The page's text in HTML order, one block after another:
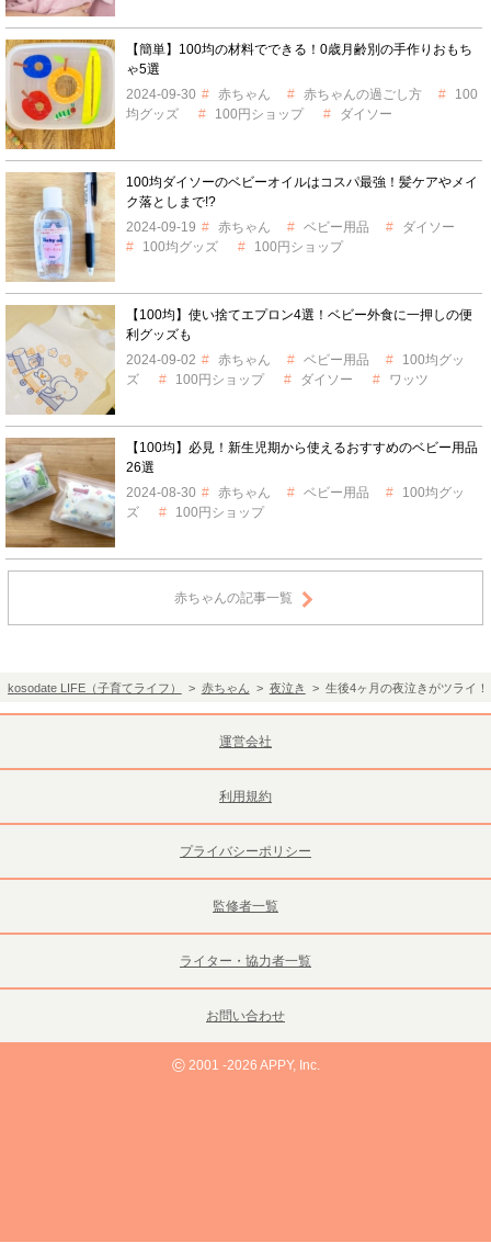
【簡単】100均の材料でできる！0歳月齢別の手作りおもち
ゃ5選
2024-09-30
赤ちゃん 赤ちゃんの過ごし方
100
均グッズ
100円ショップ ダイソー
100均ダイソーのベビーオイルはコスパ最強！髪ケアやメイ
ク落としまで!?
2024-09-19
赤ちゃん ベビー用品
ダイソー
100均グッズ
100円ショップ
【100均】使い捨てエプロン4選！ベビー外食に一押しの便
利グッズも
2024-09-02
赤ちゃん ベビー用品
100均グッ
ズ
100円ショップ ダイソー ワッツ
【100均】必見！新生児期から使えるおすすめのベビー用品
26選
2024-08-30
赤ちゃん ベビー用品
100均グッ
ズ
100円ショップ
赤ちゃんの記事一覧
kosodate LIFE（子育てライフ） > 赤ちゃん > 夜泣き > 生後4ヶ月の夜泣きがツライ
運営会社
利用規約
プライバシーポリシー
監修者一覧
ライター・協力者一覧
お問い合わせ
©2001 -2026 APPY, Inc.